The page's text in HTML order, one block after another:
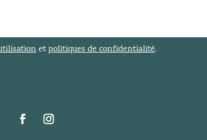
etpolitiques de confidentialité.